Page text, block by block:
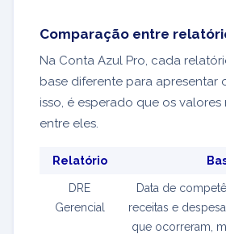
Comparação entre
Na Conta Azul Pro, cada
base diferente para apresentar
isso, é esperado que os valores
entre eles.
Relatório
DRE
Gerencial
Data de
receitas e
que ocorreram,